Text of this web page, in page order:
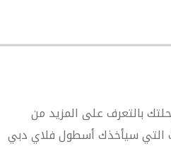
بالتعرف على المزيد من
التي سيأخذك أسطول فلاي دبي